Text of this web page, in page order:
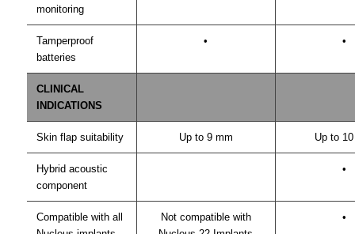
monitoring
Tamperproof
batteries
• •
CLINICAL
INDICATIONS
Skin flap suitability Up to 9 mm Up to
Hybrid acoustic
component
•
Compatible with all
Not compatible with
•